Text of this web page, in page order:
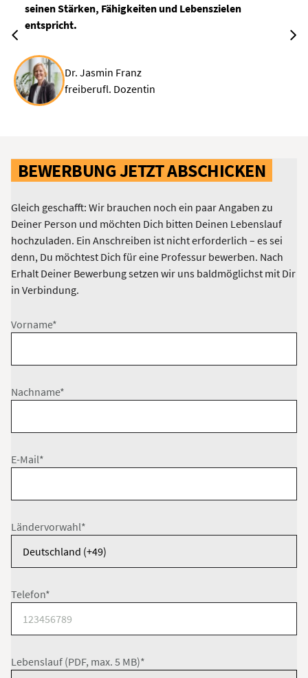
seinen Stärken, Fähigkeiten und Lebenszielen
entspricht.
Dr. Jasmin Franz
freiberufl. Dozentin
BEWERBUNG JETZT ABSCHICKEN
Gleich geschafft: Wir brauchen noch ein paar Angaben zu
Deiner Person und möchten Dich bitten Deinen Lebenslauf
hochzuladen. Ein Anschreiben ist nicht erforderlich – es sei
denn, Du möchtest Dich für eine Professur bewerben. Nach
Erhalt Deiner Bewerbung setzen wir uns baldmöglichst mit Dir
in Verbindung.
Vorname*
Nachname*
E-Mail*
Ländervorwahl*
Telefon*
Lebenslauf (PDF, max. 5 MB)*